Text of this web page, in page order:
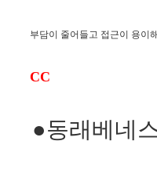
부담이 줄어들고 접근이 용이
CC
●동래베네